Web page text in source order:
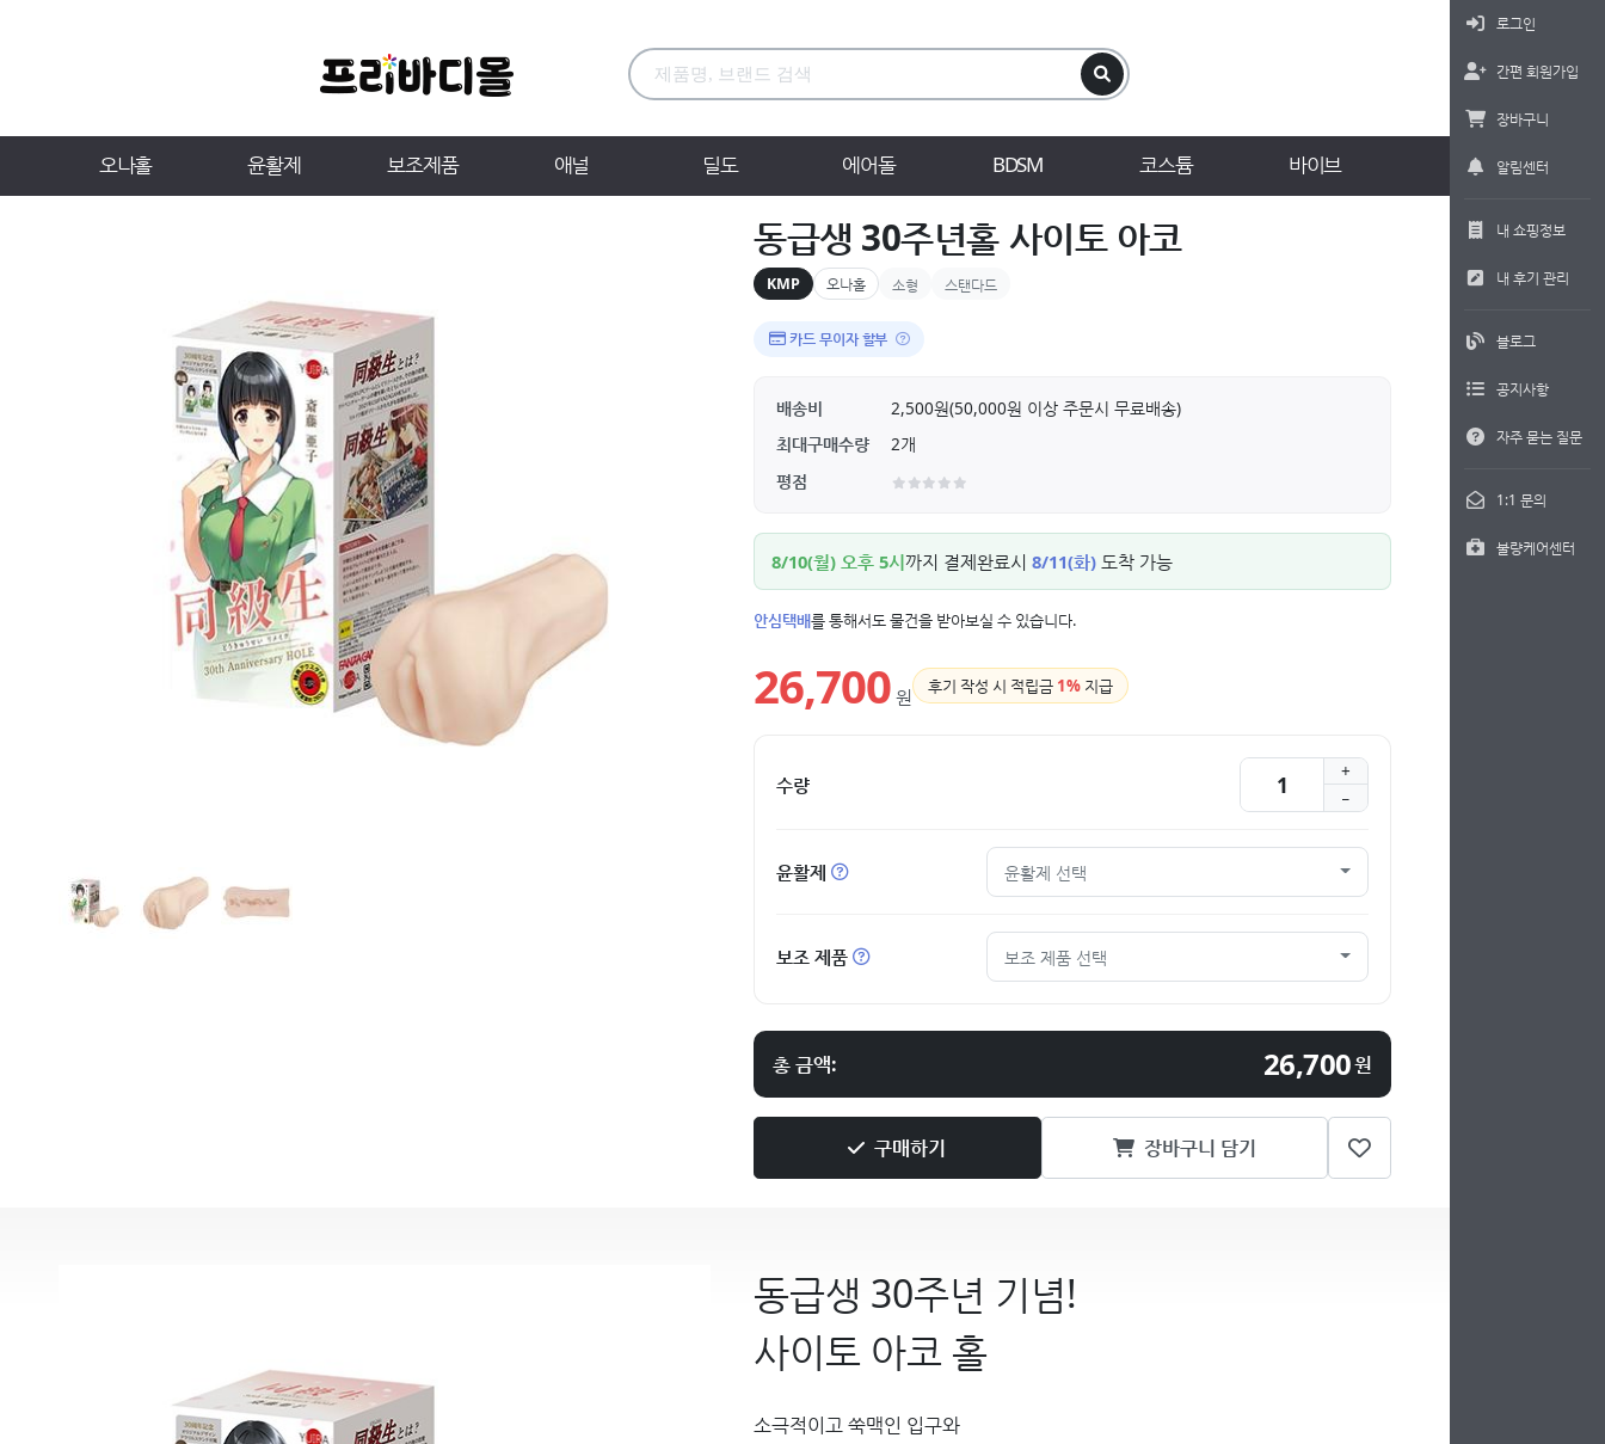
오나홀 윤활제 보조제품 애널 딜도 에어돌 BDSM 코스튬 바이브
로그인
간편 회원가입
장바구니
알림센터
내 쇼핑정보
내 후기 관리
블로그
공지사항
자주 묻는 질문
1:1 문의
불량케어센터
동급생 30주년홀 사이토 아코
KMP 오나홀 소형 스탠다드
카드 무이자 할부
배송비
2,500원(50,000원 이상 주문시 무료배송)
최대구매수량
2개
평점
8/10(월) 오후 5시까지 결제완료시 8/11(화) 도착 가능
안심택배를 통해서도 물건을 받아보실 수 있습니다.
26,700 원 후기 작성 시 적립금 1% 지급
수량
윤활제 윤활제 선택
보조 제품 보조 제품 선택
총 금액: 26,700원
구매하기 장바구니 담기
동급생 30주년 기념!
사이토 아코 홀
소극적이고 쑥맥인 입구와